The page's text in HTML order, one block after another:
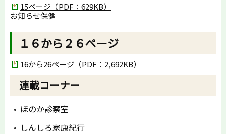
15ページ（PDF：629KB）
お知らせ保健
１６から２６ページ
16から26ページ（PDF：2,692KB）
連載コーナー
ほのか診察室
しんしろ家康紀行